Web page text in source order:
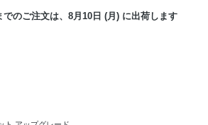
のご注文は、 8月10日 (月) に出荷します